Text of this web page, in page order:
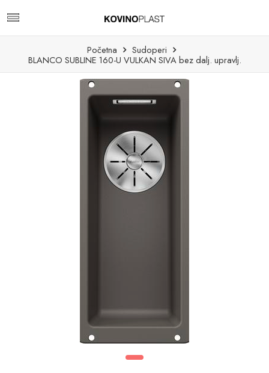
Početna
Sudoperi
BLANCO SUBLINE 160-U VULKAN SIVA bez dalj. upravlj.